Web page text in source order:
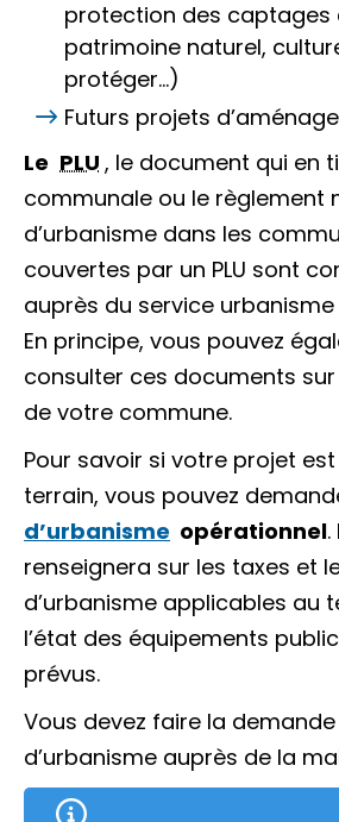
protection des captages
patrimoine naturel,
protéger…)
Futurs projets
Le PLU , le document qui en
communale ou le règlement
d’urbanisme dans les
couvertes par un PLU sont
auprès du service
En principe, vous pouvez
consulter ces documents
de votre commune.
Pour savoir si votre projet
terrain, vous pouvez
d’urbanisme opérationnel
renseignera sur les taxes et
d’urbanisme applicables au
l’état des équipements
prévus.
Vous devez faire la
d’urbanisme auprès de la